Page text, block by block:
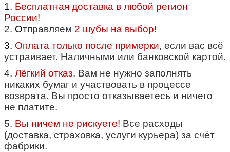
1. Бесплатная доставка в любой регион
России!
2. Отправляем 2 шубы на выбор!
3. Оплата только после примерки, если вас всё
устраивает. Наличными или банковской картой.
4. Лёгкий отказ. Вам не нужно заполнять
никаких бумаг и участвовать в процессе
возврата. Вы просто отказываетесь и ничего
не платите.
5. Вы ничем не рискуете! Все расходы
(доставка, страховка, услуги курьера) за счёт
фабрики.